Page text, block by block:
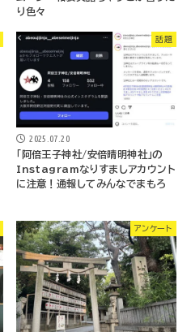
り色々
話題
2025.07.20
「阿倍王子神社/安倍晴明神社」の
Instagramなりすましアカウント
に注意！通報してみんなでまもろ
アンケート